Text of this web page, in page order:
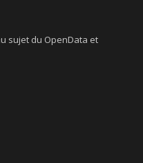
sujet du OpenData et